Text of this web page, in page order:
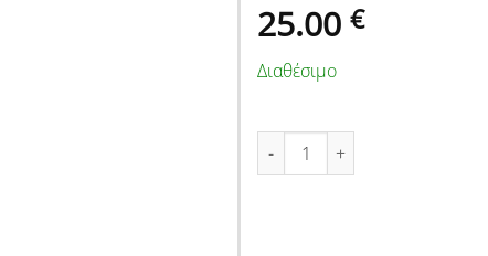
25.00 €
Διαθέσιμο
ΚΛΕΙΔΑΡΙΑ ΜΑΧΑΙΡΩΤΗ Ν.30